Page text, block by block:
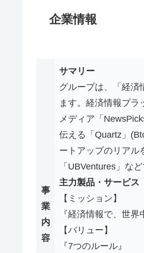
企業情報
事
業
内
容
サマリー
グループは、「経済
ます。経済情報プ
メディア「
伝える「Quartz」
ートアップのリアル
「UBVentures」など
主力製品・サービス
【ミッション】
『経済情報で、世界
【バリュー】
『7つのルール』